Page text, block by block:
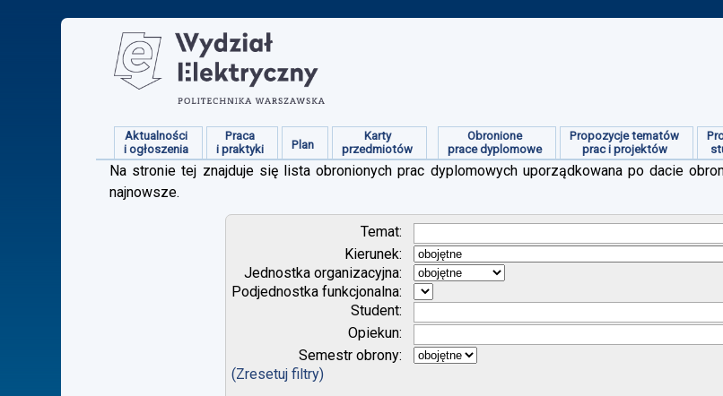
Aktualności
i ogłoszenia
Praca
i praktyki
Plan
Karty
przedmiotów
Obronione
prace dyplomowe
Propozycje tematów
prac i projektów
Na stronie tej znajduje się lista obronionych prac dyplomowych uporządkowana po dacie
najnowsze.
Temat:
Kierunek:
Jednostka organizacyjna:
Podjednostka funkcjonalna:
Student:
Opiekun:
Semestr obrony:
(Zresetuj filtry)